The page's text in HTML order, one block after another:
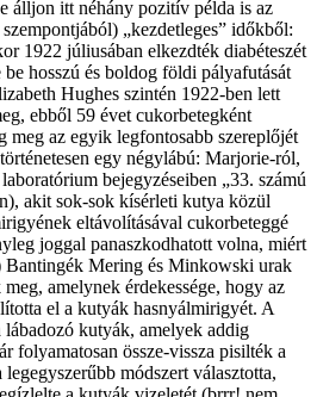
álljon itt néhány pozitív példa is az
„kezdetleges” időkből:
1922 júliusában elkezdték diabéteszét
hosszú és boldog földi pályafutását
Hughes szintén 1922-ben lett
ebből 59 évet cukorbetegként
meg az egyik legfontosabb szereplőjét
egy négylábú: Marjorie-ról,
bejegyzéseiben „33. számú
akit sok-sok kísérleti kutya közül
eltávolításával cukorbeteggé
joggal panaszkodhatott volna, miért
Bantingék Mering és Minkowski urak
amelynek érdekessége, hogy az
el a kutyák hasnyálmirigyét. A
kutyák, amelyek addig
folyamatosan össze-vissza pisilték a
módszert választotta,